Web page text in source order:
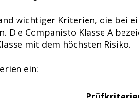
wichtiger Kriterien, die bei
Companisto Klasse A
mit dem höchsten Risiko.
ein: